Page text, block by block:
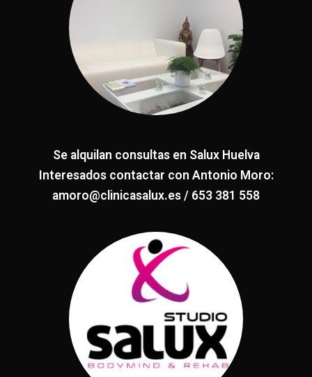
Se alquilan consultas en Salux Huelva
Interesados contactar con Antonio Moro:
amoro@clinicasalux.es / 653 381 558